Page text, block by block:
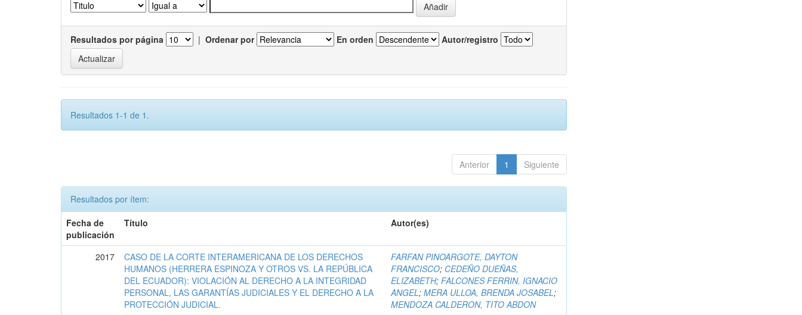
Resultados por página | Ordenar por En orden Autor/registro
Resultados 1-1 de 1.
Anterior 1 Siguiente
Resultados por ítem:
Fecha de
publicación
Título Autor(es)
2017
CASO DE LA CORTE INTERAMERICANA DE LOS DERECHOS
HUMANOS (HERRERA ESPINOZA Y OTROS VS. LA REPÚBLICA
DEL ECUADOR): VIOLACIÓN AL DERECHO A LA INTEGRIDAD
PERSONAL, LAS GARANTÍAS JUDICIALES Y EL DERECHO A LA
PROTECCIÓN JUDICIAL.
FARFAN PINOARGOTE, DAYTON
FRANCISCO; CEDEÑO DUEÑAS,
ELIZABETH;FALCONES FERRIN, IGNACIO
ANGEL;MERA ULLOA, BRENDA JOSABEL;
MENDOZA CALDERON, TITO ABDON